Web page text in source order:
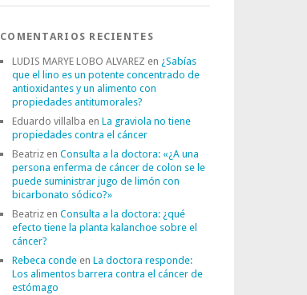
COMENTARIOS RECIENTES
LUDIS MARYE LOBO ALVAREZ en ¿Sabías
que el lino es un potente concentrado de
antioxidantes y un alimento con
propiedades antitumorales?
Eduardo villalba en La graviola no tiene
propiedades contra el cáncer
Beatriz en Consulta a la doctora: «¿A una
persona enferma de cáncer de colon se le
puede suministrar jugo de limón con
bicarbonato sódico?»
Beatriz en Consulta a la doctora: ¿qué
efecto tiene la planta kalanchoe sobre el
cáncer?
Rebeca conde en La doctora responde:
Los alimentos barrera contra el cáncer de
estómago